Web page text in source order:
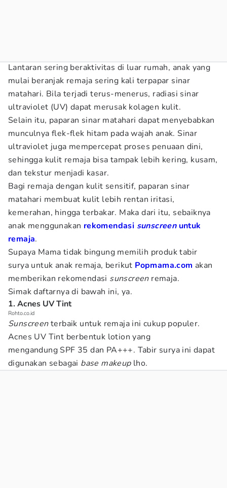
Lantaran sering beraktivitas di luar rumah, anak yang
mulai beranjak remaja sering kali terpapar sinar
matahari. Bila terjadi terus-menerus, radiasi sinar
ultraviolet (UV) dapat merusak kolagen kulit.
Selain itu, paparan sinar matahari dapat menyebabkan
munculnya flek-flek hitam pada wajah anak. Sinar
ultraviolet juga mempercepat proses penuaan dini,
sehingga kulit remaja bisa tampak lebih kering, kusam,
dan tekstur menjadi kasar.
Bagi remaja dengan kulit sensitif, paparan sinar
matahari membuat kulit lebih rentan iritasi,
kemerahan, hingga terbakar. Maka dari itu, sebaiknya
anak menggunakan rekomendasi sunscreenuntuk
remaja.
Supaya Mama tidak bingung memilih produk tabir
surya untuk anak remaja, berikut Popmama.com akan
memberikan rekomendasi sunscreen remaja.
Simak daftarnya di bawah ini, ya.
1. Acnes UV Tint
Rohto.co.id
Sunscreenterbaik untuk remaja ini cukup populer.
Acnes UV Tint berbentuk lotion yang
mengandung SPF 35 dan PA+++. Tabir surya ini dapat
digunakan sebagai base makeuplho.